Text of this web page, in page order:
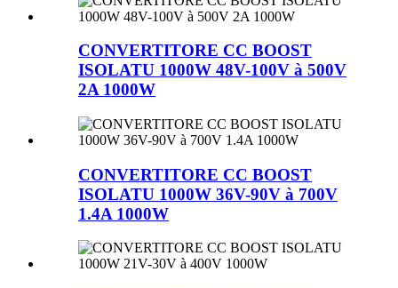
CONVERTITORE CC BOOST
ISOLATU 1000W 48V-100V à 500V
2A 1000W
CONVERTITORE CC BOOST
ISOLATU 1000W 36V-90V à 700V
1.4A 1000W